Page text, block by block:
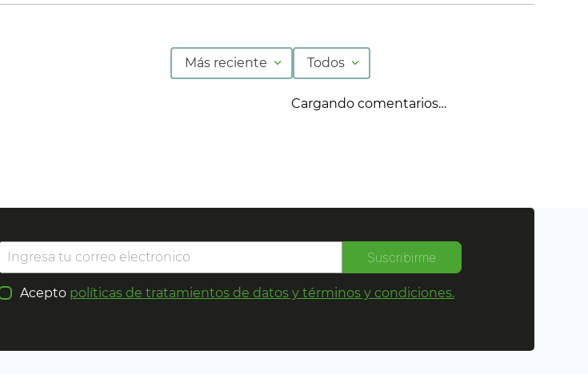
Más reciente Todos
Cargando comentarios…
Suscribirme
Acepto políticas de tratamientos de datos y términos y condiciones.